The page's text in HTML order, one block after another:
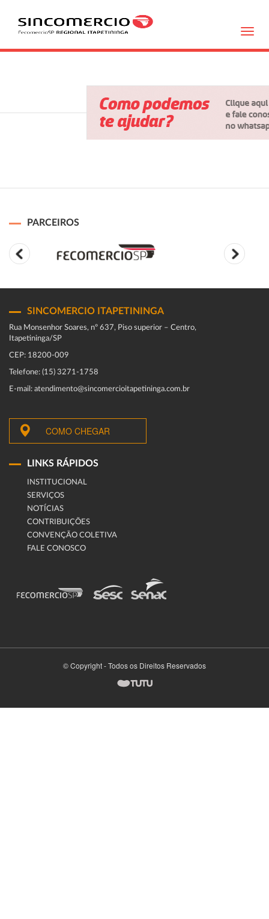
PARCEIROS
SINCOMERCIO ITAPETININGA
Rua Monsenhor Soares, nº 637, Piso superior – Centro,
Itapetininga/SP
CEP: 18200-009
Telefone: (15) 3271-1758
E-mail: atendimento@sincomercioitapetininga.com.br
COMO CHEGAR
LINKS RÁPIDOS
INSTITUCIONAL
SERVIÇOS
NOTÍCIAS
CONTRIBUIÇÕES
CONVENÇÃO COLETIVA
FALE CONOSCO
© Copyright - Todos os Direitos Reservados